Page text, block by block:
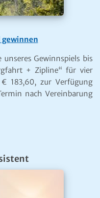
Gewinnspiels bis
+ Zipline“ für vier
183,60, zur Verfügung
nach Vereinbarung